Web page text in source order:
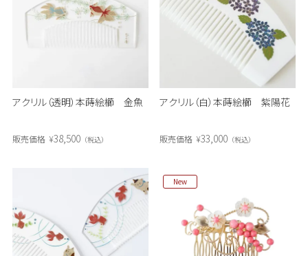
アクリル（透明）本蒔絵櫛 金魚
販売価格 ¥38,500 税込
アクリル（白）本蒔絵櫛 紫陽花
販売価格 ¥33,000 税込
New